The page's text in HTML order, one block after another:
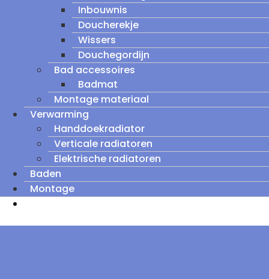
Inbouwnis
Doucherekje
Wissers
Douchegordijn
Bad accessoires
Badmat
Montage materiaal
Verwarming
Handdoekradiator
Verticale radiatoren
Elektrische radiatoren
Baden
Montage